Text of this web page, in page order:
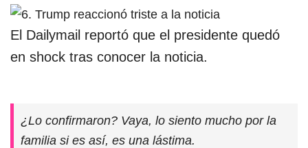
El Dailymail reportó que el presidente quedó
en shock tras conocer la noticia.
¿Lo confirmaron? Vaya, lo siento mucho por la
familia si es así, es una lástima.